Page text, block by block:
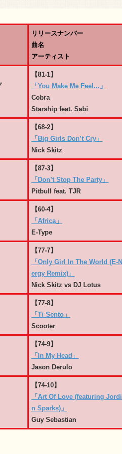
リリースナンバー
曲名
アーティスト
【81-1】
「You Make Me Feel...」
Cobra
Starship feat. Sabi
【68-2】
「Big Girls Don’t Cry」
Nick Skitz
【87-3】
「Don’t Stop The Party」
Pitbull feat. TJR
【60-4】
「Africa」
E-Type
【77-7】
「Only Girl In The World (E-N
ergy Remix)」
Nick Skitz vs DJ Lotus
【77-8】
「Ti Sento」
Scooter
【74-9】
「In My Head」
Jason Derulo
【74-10】
「Art Of Love (featuring Jordi
n Sparks)」
Guy Sebastian